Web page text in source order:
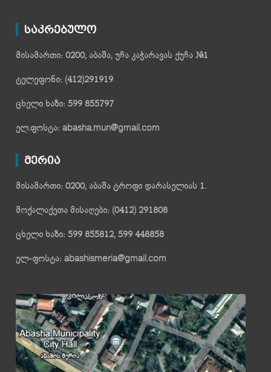
საკრებულო
მისამართი: 0200, აბაშა, უჩა კაჭარავას ქუჩა №1
ტელეფონი: (412)291919
ცხელი ხაზი: 599 855797
ელ.ფოსტა: abasha.mun@gmail.com
მერია
მისამართი: 0200, აბაშა ტროფი დარასელიას 1.
მოქალაქეთა მისაღები: (0412) 291808
ცხელი ხაზი: 599 855812, 599 448858
ელ-ფოსტა: abashismeria@gmail.com